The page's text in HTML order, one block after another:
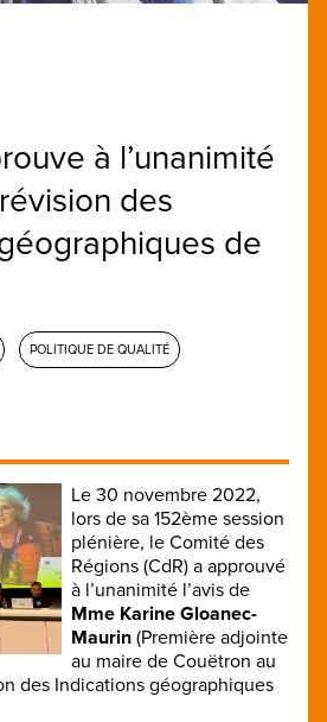
à l’unanimité
des
de
POLITIQUE DE QUALITÉ
Le 30 novembre 2022,
lors de sa 152ème session
plénière, le Comité des
Régions (CdR) a approuvé
à l’unanimité l’avis de
Mme Karine Gloanec-
Maurin (Première adjointe
au maire de Couëtron au
des Indications géographiques